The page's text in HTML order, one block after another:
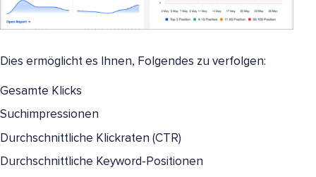
Dies ermöglicht es Ihnen, Folgendes zu verfolgen:
Gesamte Klicks
Suchimpressionen
Durchschnittliche Klickraten (CTR)
Durchschnittliche Keyword-Positionen